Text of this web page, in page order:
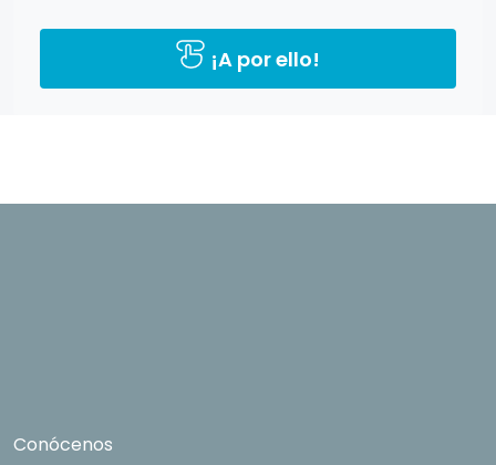
con el fin de ofrecerle información del
programa formativo seleccionado o de otros
directamente relacionados con el interés
Grupo Northius, con el objeto de que estas
¡A por ello!
Conócenos